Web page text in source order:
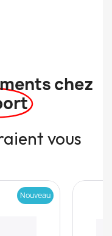
chez
vous
Nouveau